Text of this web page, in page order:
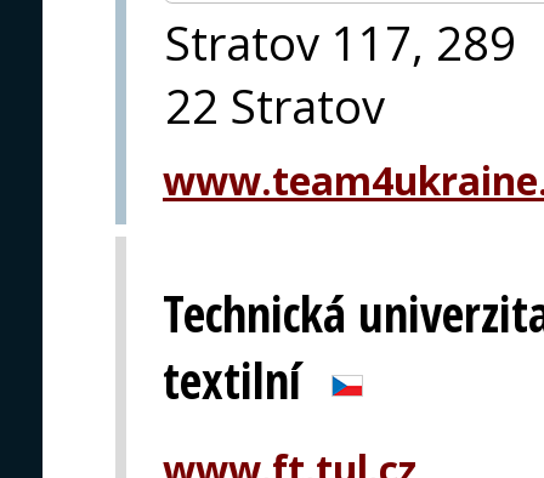
Stratov 117, 289
22 Stratov
Technická
textilní